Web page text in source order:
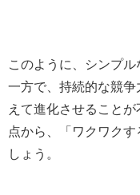
このように、シンプ
一方で、持続的な競
えて進化させること
点から、「ワクワク
しょう。